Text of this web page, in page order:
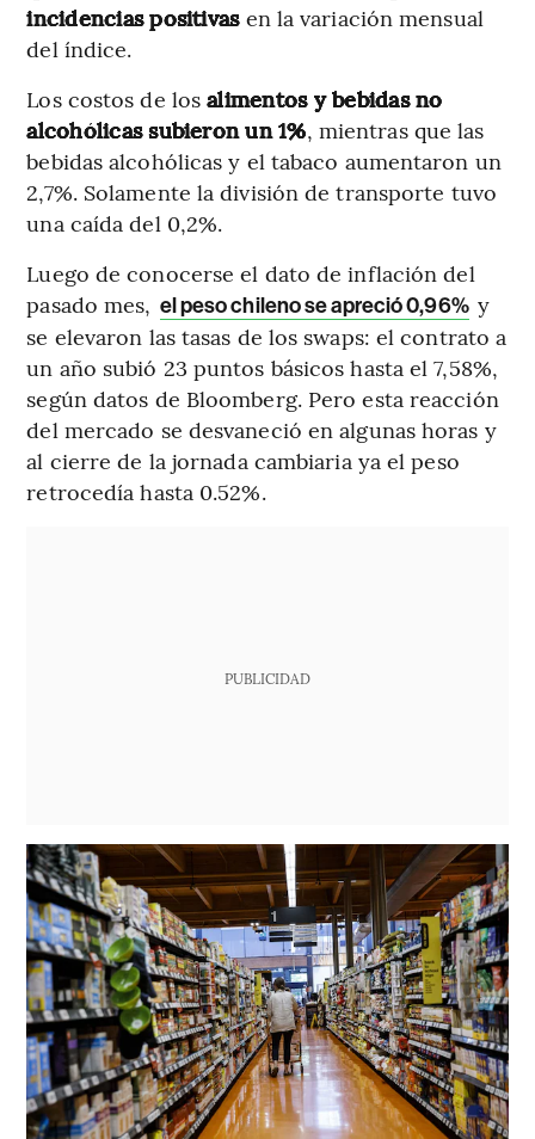
incidencias positivasen la variación mensual
del índice.
Los costos de losalimentos y bebidas no
alcohólicas subieron un 1%, mientras que las
bebidas alcohólicas y el tabaco aumentaron un
2,7%. Solamente la división de transporte tuvo
una caída del 0,2%.
Luego de conocerse el dato de inflación del
pasado mes, el peso chileno se apreció 0,96% y
se elevaron las tasas de los swaps: el contrato a
un año subió 23 puntos básicos hasta el 7,58%,
según datos de Bloomberg. Pero esta reacción
del mercado se desvaneció en algunas horas y
al cierre de la jornada cambiaria ya el peso
retrocedía hasta 0.52%.
PUBLICIDAD